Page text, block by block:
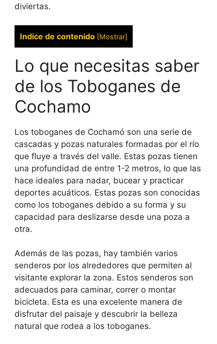
diviertas.
Indice de contenido [Mostrar]
Lo que necesitas saber
de los Toboganes de
Cochamo
Los toboganes de Cochamó son una serie de
cascadas y pozas naturales formadas por el río
que fluye a través del valle. Estas pozas tienen
una profundidad de entre 1-2 metros, lo que las
hace ideales para nadar, bucear y practicar
deportes acuáticos. Estas pozas son conocidas
como los toboganes debido a su forma y su
capacidad para deslizarse desde una poza a
otra.
Además de las pozas, hay también varios
senderos por los alrededores que permiten al
visitante explorar la zona. Estos senderos son
adecuados para caminar, correr o montar
bicicleta. Esta es una excelente manera de
disfrutar del paisaje y descubrir la belleza
natural que rodea a los toboganes.